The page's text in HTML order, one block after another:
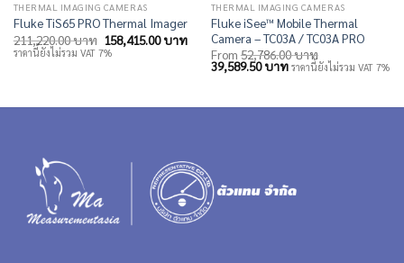
THERMAL IMAGING CAMERAS
Fluke TiS65 PRO Thermal Imager
211,220.00บาท Original
price
was:
158,415.00บาทCurrent
price
158,415.00 บาท.
ราคานี้ยังไม่รวม VAT 7%
THERMAL IMAGING CAMERAS
Fluke iSee™ Mobile Thermal
Camera – TC03A / TC03A PRO
From 52,786.00บาท
Original
price
39,589.50บาทCurrent
price
ราคานี้ยังไม่รวม VAT 7%